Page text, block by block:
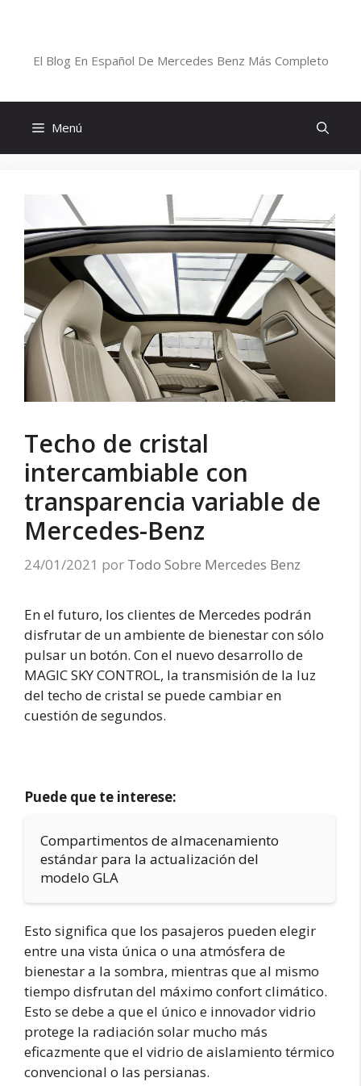
El Blog En Español De Mercedes Benz Más Completo
Menú
Techo de cristal
intercambiable con
transparencia variable de
Mercedes-Benz
24/01/2021 por Todo Sobre Mercedes Benz
En el futuro, los clientes de Mercedes podrán
disfrutar de un ambiente de bienestar con sólo
pulsar un botón. Con el nuevo desarrollo de
MAGIC SKY CONTROL, la transmisión de la luz
del techo de cristal se puede cambiar en
cuestión de segundos.
Puede que te interese:
Compartimentos de almacenamiento
estándar para la actualización del
modelo GLA
Esto significa que los pasajeros pueden elegir
entre una vista única o una atmósfera de
bienestar a la sombra, mientras que al mismo
tiempo disfrutan del máximo confort climático.
Esto se debe a que el único e innovador vidrio
protege la radiación solar mucho más
eficazmente que el vidrio de aislamiento térmico
convencional o las persianas.